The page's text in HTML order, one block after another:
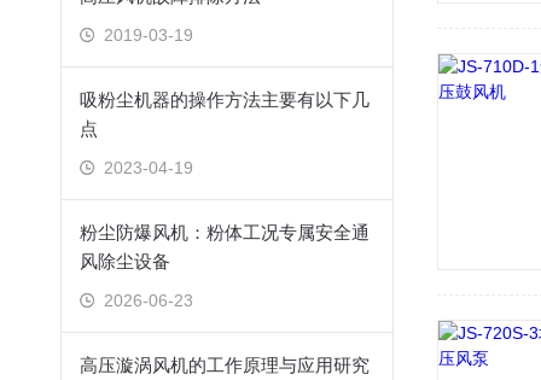
2019-03-19
吸粉尘机器的操作方法主要有以下几
点
2023-04-19
粉尘防爆风机：粉体工况专属安全通
风除尘设备
2026-06-23
高压漩涡风机的工作原理与应用研究